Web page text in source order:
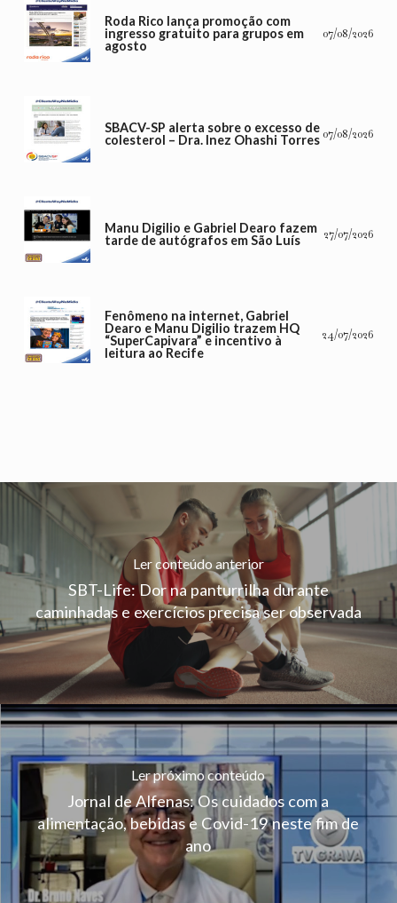
Roda Rico lança promoção com
ingresso gratuito para grupos em
agosto
07/08/2026
SBACV-SP alerta sobre o excesso de
colesterol – Dra. Inez Ohashi Torres 07/08/2026
Manu Digilio e Gabriel Dearo fazem
tarde de autógrafos em São Luís
27/07/2026
Fenômeno na internet, Gabriel
Dearo e Manu Digilio trazem HQ
“SuperCapivara” e incentivo à
leitura ao Recife
24/07/2026
Ler conteúdo anterior
SBT-Life: Dor na panturrilha durante
caminhadas e exercícios precisa ser observada
Ler próximo conteúdo
Jornal de Alfenas: Os cuidados com a
alimentação, bebidas e Covid-19 neste fim de
ano